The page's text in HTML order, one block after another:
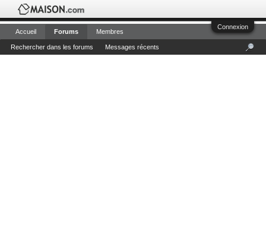
Connexion
Accueil Forums
Rechercher dans les forums Messages récents
Membres